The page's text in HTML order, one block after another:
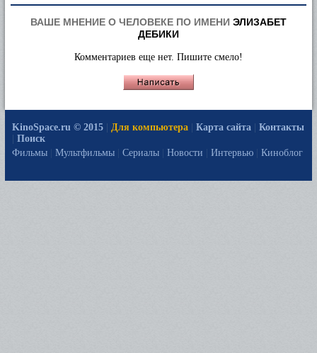
ВАШЕ МНЕНИЕ О ЧЕЛОВЕКЕ ПО ИМЕНИ ЭЛИЗАБЕТ
ДЕБИКИ
Комментариев еще нет. Пишите смело!
KinoSpace.ru © 2015 Для компьютера Карта сайта
Контакты
Поиск
Фильмы
Мультфильмы Сериалы Новости Интервью Киноблог